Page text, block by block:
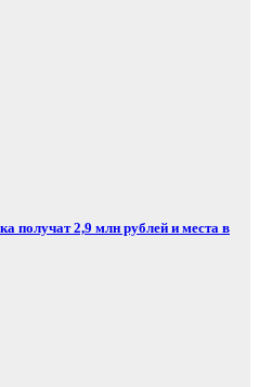
получат 2,9 млн рублей и места в